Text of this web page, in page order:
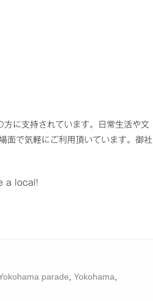
に支持されています。日常生活や文
面で気軽にご利用頂いています。御社
a local!
parade Yokohama